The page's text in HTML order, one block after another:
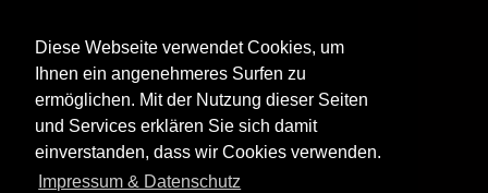
Diese Webseite verwendet Cookies, um
Ihnen ein angenehmeres Surfen zu
ermöglichen. Mit der Nutzung dieser Seiten
und Services erklären Sie sich damit
einverstanden, dass wir Cookies verwenden.
Impressum & Datenschutz